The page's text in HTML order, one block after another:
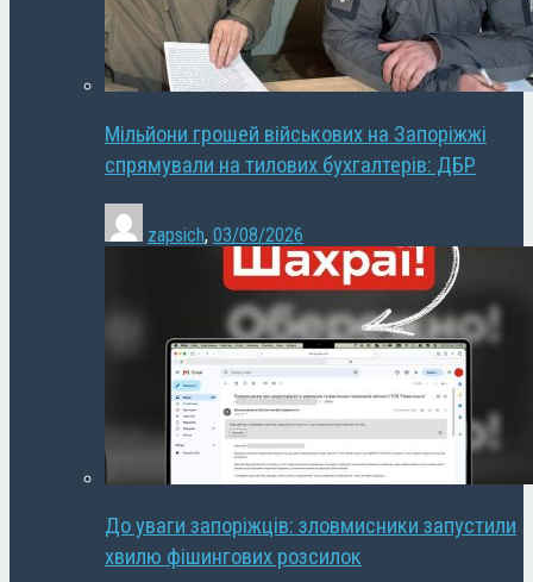
Мільйони грошей військових на Запоріжжі
спрямували на тилових бухгалтерів: ДБР
zapsich, 03/08/2026
До уваги запоріжців: зловмисники запустили
хвилю фішингових розсилок